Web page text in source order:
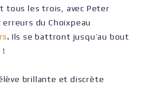
tous les trois, avec Peter
du Choixpeau
. Ils se battront jusqu’au bout
!
brillante et discrète